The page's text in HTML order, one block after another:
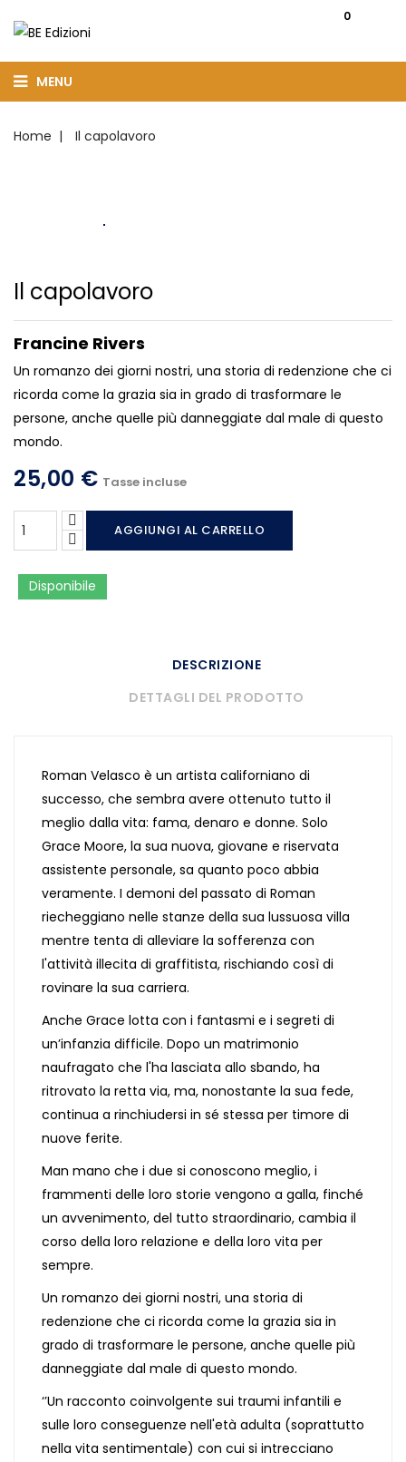
0
MENU
Home Il capolavoro
Il capolavoro
Francine Rivers
Un romanzo dei giorni nostri, una storia di redenzione che ci
ricorda come la grazia sia in grado di trasformare le
persone, anche quelle più danneggiate dal male di questo
mondo.
25,00 € Tasse incluse
AGGIUNGI AL CARRELLO
Disponibile
DESCRIZIONE
DETTAGLI DEL PRODOTTO
Roman Velasco è un artista californiano di
successo, che sembra avere ottenuto tutto il
meglio dalla vita: fama, denaro e donne. Solo
Grace Moore, la sua nuova, giovane e riservata
assistente personale, sa quanto poco abbia
veramente. I demoni del passato di Roman
riecheggiano nelle stanze della sua lussuosa villa
mentre tenta di alleviare la sofferenza con
l'attività illecita di graffitista, rischiando così di
rovinare la sua carriera.
Anche Grace lotta con i fantasmi e i segreti di
un’infanzia difficile. Dopo un matrimonio
naufragato che l'ha lasciata allo sbando, ha
ritrovato la retta via, ma, nonostante la sua fede,
continua a rinchiudersi in sé stessa per timore di
nuove ferite.
Man mano che i due si conoscono meglio, i
frammenti delle loro storie vengono a galla, finché
un avvenimento, del tutto straordinario, cambia il
corso della loro relazione e della loro vita per
sempre.
Un romanzo dei giorni nostri, una storia di
redenzione che ci ricorda come la grazia sia in
grado di trasformare le persone, anche quelle più
danneggiate dal male di questo mondo.
‘’Un racconto coinvolgente sui traumi infantili e
sulle loro conseguenze nell'età adulta (soprattutto
nella vita sentimentale) con cui si intrecciano